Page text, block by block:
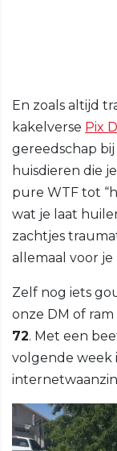
En zoals altijd
kakelverse Pix
gereedschap
huisdieren die
pure WTF tot
wat je laat
zachtjes
allemaal voor
Zelf nog iets
onze DM of
72. Met een
volgende week